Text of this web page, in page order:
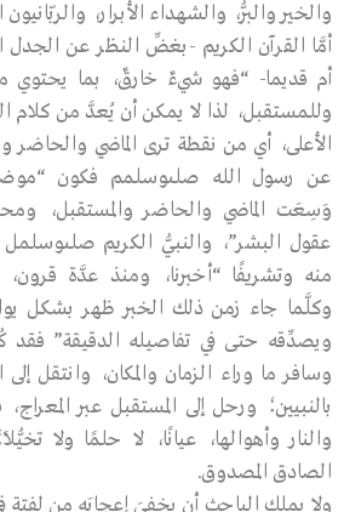
والخير والبرُّ، والشهداء الأبرار،
أمَّا القرآن الكريم -بغضِّ النظر عن الجدل
أم قديما- “فهو شيءٌ خارقٌ، بما يحتوي
وللمستقبل، لذا لا يمكن أن يُعدَّ من كلام
الأعلى، أي من نقطة ترى الماضي والحاضر
عن رسول الله صلىوسلمم فكون
وَسِعَت الماضي والحاضر والمستقبل،
عقول البشر”، والنبيُّ الكريم
منه وتشريفًا “أخبرنا، ومنذ عدَّة
وكلَّما جاء زمن ذلك الخبر ظهر بشكل
ويصدِّقه حتى في تفاصيله الدقيقة”
وسافر ما وراء الزمان والمكان، وانتقل
بالنبيين؛ ورحل إلى المستقبل عبر
والنار وأهوالها، عيانًا، لا حلمًا ولا
الصادق المصدوق.
ولا يملك الباحث أن يخفيَ إعجابَه من